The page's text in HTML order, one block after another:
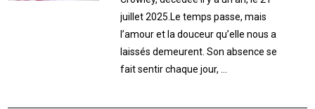
juillet 2025.Le temps passe, mais
l’amour et la douceur qu’elle nous a
laissés demeurent. Son absence se
fait sentir chaque jour, ...